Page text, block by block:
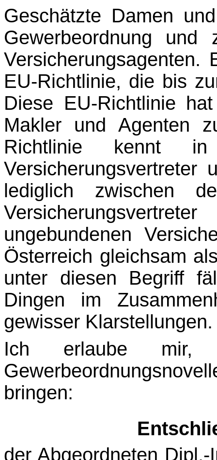
Geschätzte Damen
Gewerbeordnung
EU-Richtlinie, die bis
Diese EU-Richtlinie
Makler und Agenten
Richtlinie kennt in
lediglich zwischen
ungebunde­nen
Österreich gleichsam
unter diesen Begriff
Dingen im
gewisser Klarstellungen.
Ich erlaube
bringen:
der Abgeordneten